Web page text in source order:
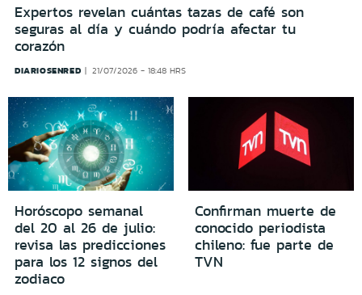
Expertos revelan cuántas tazas de café son
seguras al día y cuándo podría afectar tu
corazón
DIARIOSENRED 21/07/2026 - 18:48 HRS
Horóscopo semanal
del 20 al 26 de julio:
revisa las predicciones
para los 12 signos del
zodiaco
Confirman muerte de
conocido periodista
chileno: fue parte de
TVN